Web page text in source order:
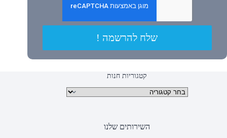
שלח להרשמה !
קטגוריות חנות
קטגוריות מוצרים
השירותים שלנו